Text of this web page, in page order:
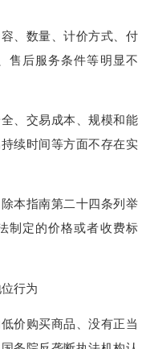
、数量、计价方式、付
售后服务条件等明显不
、交易成本、规模和能
续时间等方面不存在实
本指南第二十四条列举
制定的价格或者收费标
行为
价购买商品、没有正当